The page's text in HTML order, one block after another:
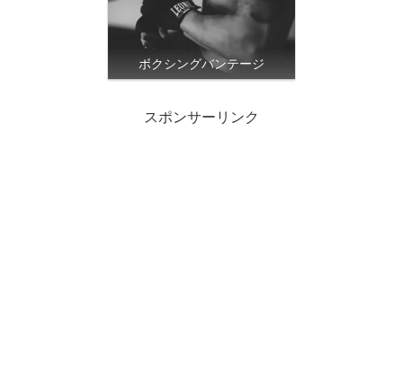
ボクシングバンテージ
スポンサーリンク